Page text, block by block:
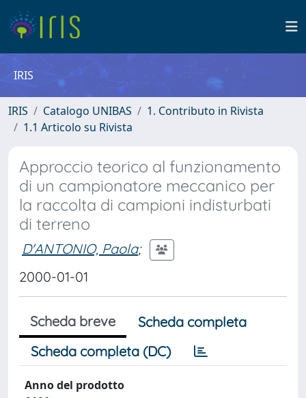
IRIS
IRIS Catalogo UNIBAS
1. Contributo in Rivista
1.1 Articolo su Rivista
Approccio teorico al funzionamento
di un campionatore meccanico per
la raccolta di campioni indisturbati
di terreno
D'ANTONIO, Paola;
2000-01-01
Scheda breve
Scheda completa
Scheda completa (DC)
Anno del prodotto